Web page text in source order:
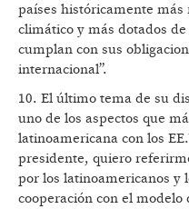
países históricamente
climático y más dotados
cumplan con sus
internacional”.
10. El último tema de su
uno de los aspectos que
latinoamericana con los
presidente, quiero
por los latinoamericanos y
cooperación con el